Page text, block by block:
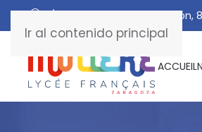
Ir al contenido principal
C/ De Manuel Marraco Ramón,
ACCUEIL